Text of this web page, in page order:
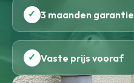
✓ 3 maanden garantie
✓ Vaste prijs vooraf